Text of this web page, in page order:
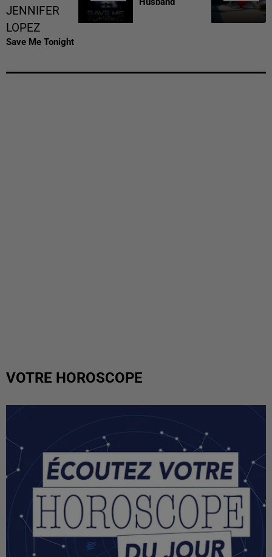
JENNIFER
LOPEZ
Save Me Tonight
VOTRE HOROSCOPE